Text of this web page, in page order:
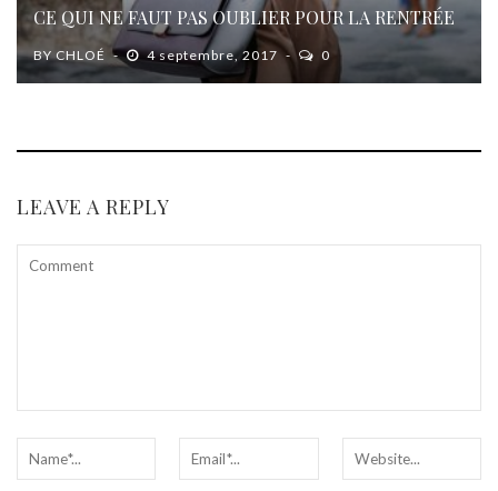
CE QUI NE FAUT PAS OUBLIER POUR LA RENTRÉE
BY CHLOÉ 4 septembre, 2017 0
LEAVE A REPLY